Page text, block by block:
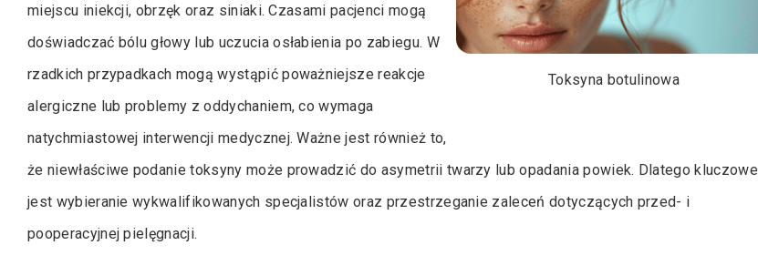
Toksyna botulinowa
miejscu iniekcji, obrzęk oraz siniaki. Czasami pacjenci mogą
doświadczać bólu głowy lub uczucia osłabienia po zabiegu. W
rzadkich przypadkach mogą wystąpić poważniejsze reakcje
alergiczne lub problemy z oddychaniem, co wymaga
natychmiastowej interwencji medycznej. Ważne jest również to,
że niewłaściwe podanie toksyny może prowadzić do asymetrii twarzy lub opadania powiek. Dlatego kluczowe
jest wybieranie wykwalifikowanych specjalistów oraz przestrzeganie zaleceń dotyczących przed- i
pooperacyjnej pielęgnacji.